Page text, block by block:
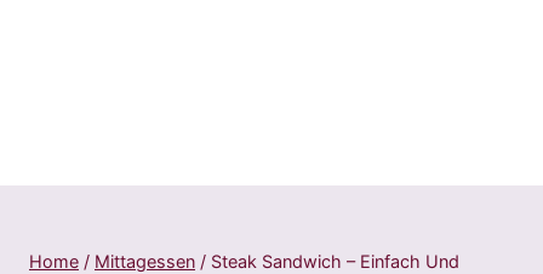
Home / Mittagessen / Steak Sandwich – Einfach Und